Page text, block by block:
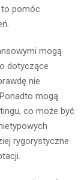
to pomóc
mogą
dotyczące
nie
mogą
co może być
rygorystyczne